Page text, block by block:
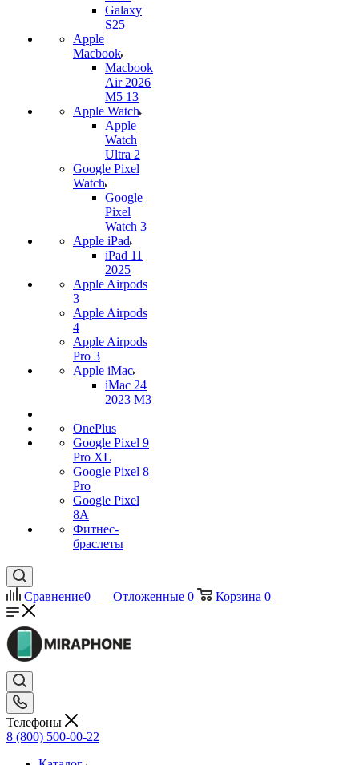
Galaxy
S25
Apple
Macbook
Macbook
Air 2026
M5 13
Apple Watch
Apple
Watch
Ultra 2
Google Pixel
Watch
Google
Pixel
Watch 3
Apple iPad
iPad 11
2025
Apple Airpods
3
Apple Airpods
4
Apple Airpods
Pro 3
Apple iMac
iMac 24
2023 M3
OnePlus
Google Pixel 9
Pro XL
Google Pixel 8
Pro
Google Pixel
8A
Фитнес-
браслеты
Сравнение0 Отложенные 0 Корзина 0
Телефоны
8 (800) 500-00-22